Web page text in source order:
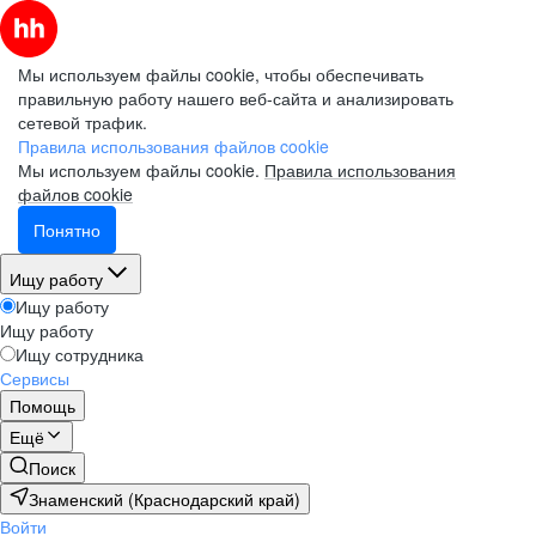
Мы используем файлы cookie, чтобы обеспечивать
правильную работу нашего веб-сайта и анализировать
сетевой трафик.
Правила использования файлов cookie
Мы используем файлы cookie. Правила использования
файлов cookie
Понятно
Ищу работу
Ищу работу
Ищу работу
Ищу сотрудника
Сервисы
Помощь
Ещё
Поиск
Знаменский (Краснодарский край)
Войти